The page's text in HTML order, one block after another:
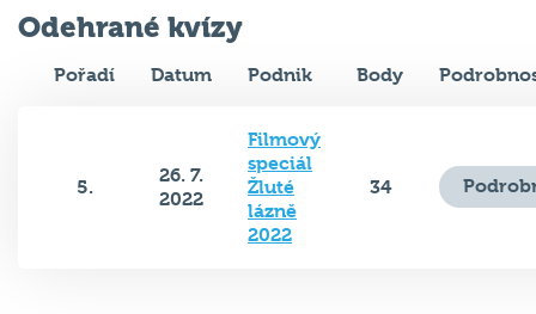
Odehrané kvízy
Pořadí Datum Podnik Body
5.
26. 7.
2022
Filmový
speciál
Žluté
lázně
2022
34